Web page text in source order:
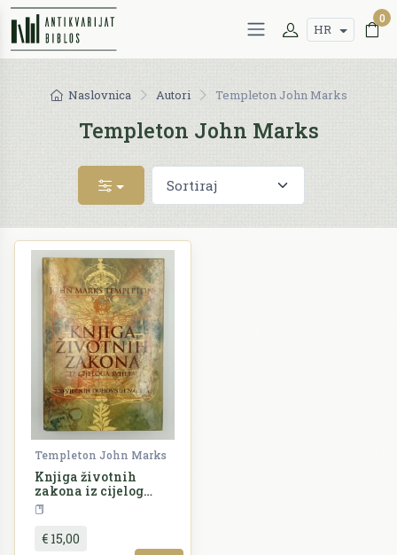
HR
0
Naslovnica Autori Templeton John Marks
Templeton John Marks
Templeton John Marks
Knjiga životnih
zakona iz cijelog
svijeta. 200 vječnih
duhovnih načela
€ 15,00